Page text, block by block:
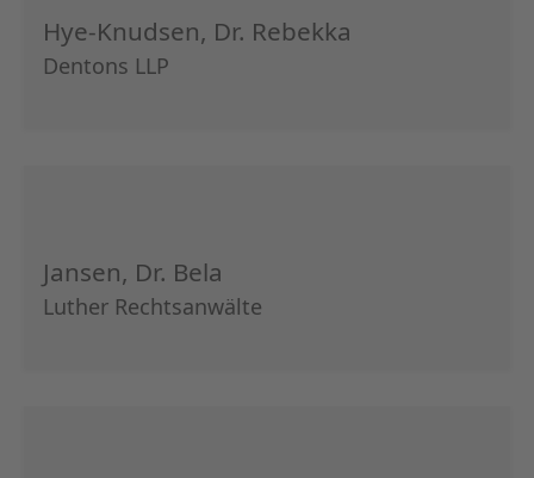
Hye-Knudsen, Dr. Rebekka
Dentons LLP
Jansen, Dr. Bela
Luther Rechtsanwälte